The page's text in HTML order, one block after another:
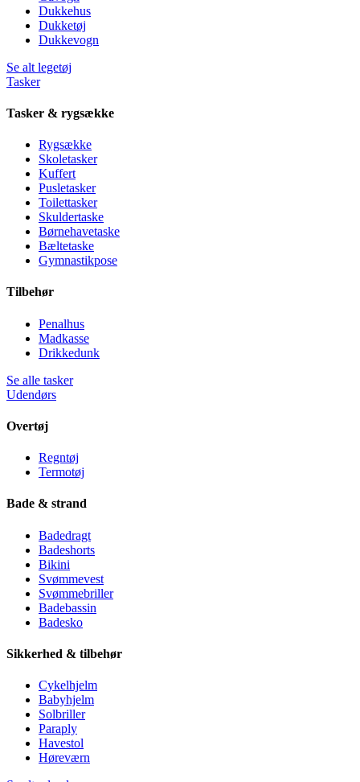
Dukkehus
Dukketøj
Dukkevogn
Se alt legetøj
Tasker
Tasker & rygsække
Rygsække
Skoletasker
Kuffert
Pusletasker
Toilettasker
Skuldertaske
Børnehavetaske
Bæltetaske
Gymnastikpose
Tilbehør
Penalhus
Madkasse
Drikkedunk
Se alle tasker
Udendørs
Overtøj
Regntøj
Termotøj
Bade & strand
Badedragt
Badeshorts
Bikini
Svømmevest
Svømmebriller
Badebassin
Badesko
Sikkerhed & tilbehør
Cykelhjelm
Babyhjelm
Solbriller
Paraply
Havestol
Høreværn